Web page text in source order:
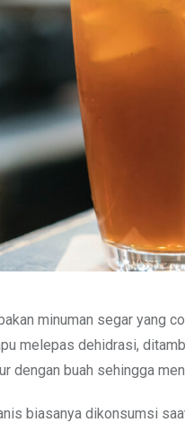
minuman segar yang
melepas dehidrasi,
dengan buah sehingga
biasanya dikonsumsi